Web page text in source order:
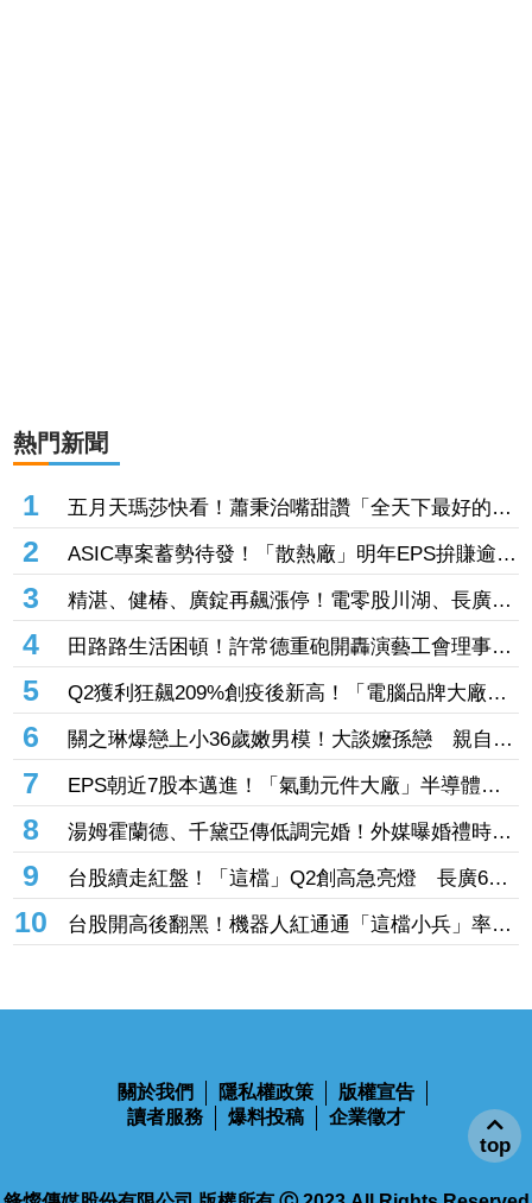
熱門新聞
1
五月天瑪莎快看！蕭秉治嘴甜讚「全天下最好的老
闆」 他星國秀16蹲失敗
2
ASIC專案蓄勢待發！「散熱廠」明年EPS拚賺逾14
股本 7月營收攀升116%
3
精湛、健椿、廣錠再飆漲停！電零股川湖、長廣、
台虹齊亮燈 威潤、承啟、永擎攻頂鎖不住
4
田路路生活困頓！許常德重砲開轟演藝工會理事
長 「財務去向交代清楚」
5
Q2獲利狂飆209%創疫後新高！「電腦品牌大廠」
H1營收飆破1577億元 股價翻紅緊守30大關
6
關之琳爆戀上小36歲嫩男模！大談嬤孫戀 親自回
應戀情
7
EPS朝近7股本邁進！「氣動元件大廠」半導體高
毛利助攻 目標價衝1700元
8
湯姆霍蘭德、千黛亞傳低調完婚！外媒曝婚禮時間
地點 僅邀至親好友見證幸福
9
台股續走紅盤！「這檔」Q2創高急亮燈 長廣6月
EPS0.3賺贏前一季同登漲停
10
台股開高後翻黑！機器人紅通通「這檔小兵」率先
關於我們 隱私權政策
版權宣告
top